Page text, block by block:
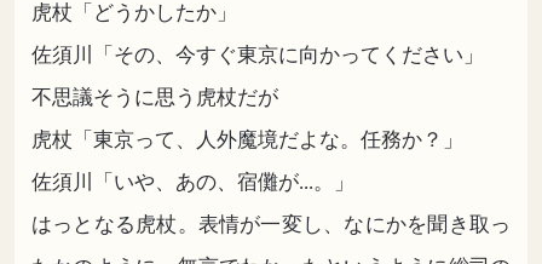
虎杖「どうかしたか」
佐須川「その、今すぐ東京に向かってください」
不思議そうに思う虎杖だが
虎杖「東京って、人外魔境だよな。任務か？」
佐須川「いや、あの、宿儺が...。」
はっとなる虎杖。表情が一変し、なにかを聞き取っ